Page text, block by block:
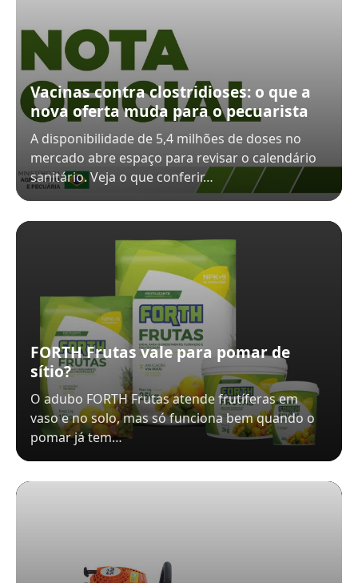
Vacinas contra clostridioses: o que a
nova oferta muda para o pecuarista
A disponibilidade de 5,4 milhões de doses no
mercado abre espaço para revisar o calendário
sanitário. Veja o que conferir…
FORTH Frutas vale para pomar de
sítio?
O adubo FORTH Frutas atende frutíferas em
vaso e no solo, mas só funciona bem quando o
pomar já tem…